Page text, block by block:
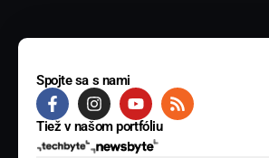
Spojte sa s nami
Tiež v našom portfóliu